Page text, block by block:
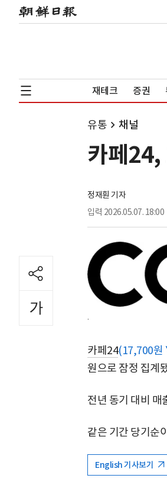
재테크 증권
유통 채널
카페
정재훤 기자
입력 2026.05.07. 18:00
.
카페24(17,700원
원으로 잠정 집계
전년 동기 대비
같은 기간 당기순
English 기사보기